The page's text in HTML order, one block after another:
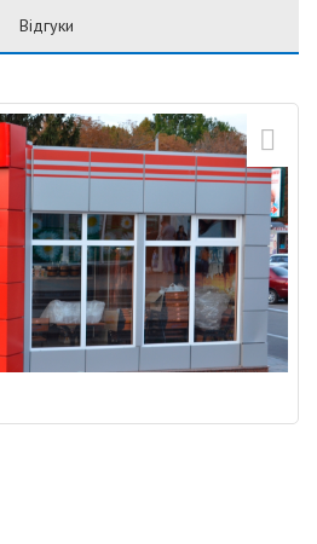
Відгуки